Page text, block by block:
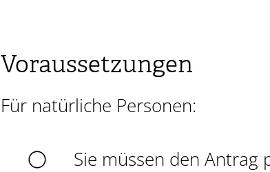
Voraussetzungen
Für natürliche Personen:
Sie müssen den Antrag